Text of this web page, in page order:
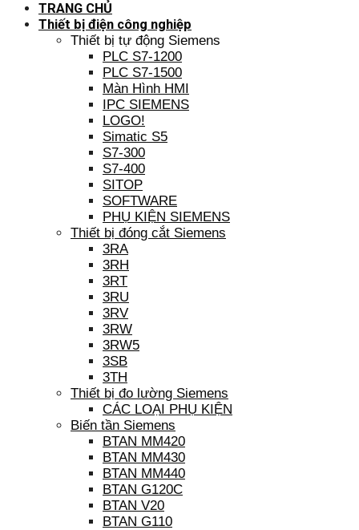
TRANG CHỦ
Thiết bị điện công nghiệp
Thiết bị tự động Siemens
PLC S7-1200
PLC S7-1500
Màn Hình HMI
IPC SIEMENS
LOGO!
Simatic S5
S7-300
S7-400
SITOP
SOFTWARE
PHỤ KIỆN SIEMENS
Thiết bị đóng cắt Siemens
3RA
3RH
3RT
3RU
3RV
3RW
3RW5
3SB
3TH
Thiết bị đo lường Siemens
CÁC LOẠI PHỤ KIỆN
Biến tần Siemens
BTAN MM420
BTAN MM430
BTAN MM440
BTAN G120C
BTAN V20
BTAN G110